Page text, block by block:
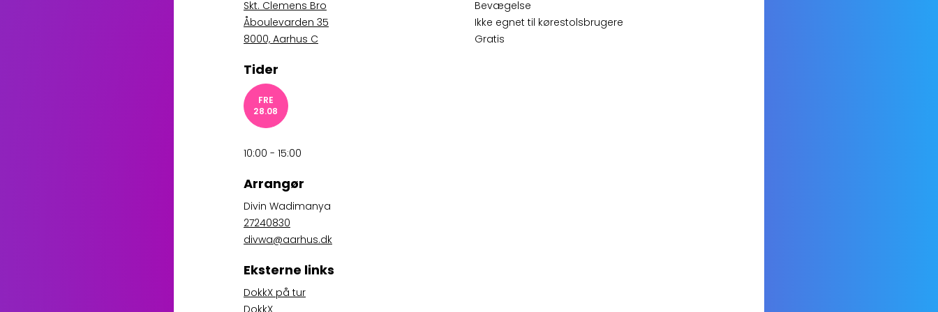
Skt. Clemens Bro
Åboulevarden 35
8000, Aarhus C
Bevægelse
Ikke egnet til kørestolsbrugere
Gratis
Tider
FRE
28.08
10:00 - 15:00
Arrangør
Divin Wadimanya
27240830
divwa@aarhus.dk
Eksterne links
DokkX på tur
DokkX